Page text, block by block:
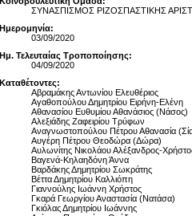
ΣΥΝΑΣΠΙΣΜΟΣ ΡΙΖΟΣΠΑΣΤΙΚΗΣ
Ημερομηνία:
03/09/2020
Ημ. Τελευταίας Τροποποίησης:
04/09/2020
Καταθέτοντες:
Αβραμάκης Αντωνίου Ελευθέριος
Αγαθοπούλου Δημητρίου Ειρήνη-Ελένη
Αθανασίου Ευθυμίου Αθανάσιος (Νάσος)
Αλεξιάδης Ζαφειρίου Τρύφων
Αναγνωστοπούλου Πέτρου Αθανασία
Αυγέρη Πέτρου Θεοδώρα (Δώρα)
Αυλωνίτης Νικολάου Αλέξανδρος-
Βαγενά-Κηλαηδόνη Άννα
Βαρδάκης Δημητρίου Σωκράτης
Βέττα Δημητρίου Καλλιόπη
Γιαννούλης Ιωάννη Χρήστος
Γκαρά Γεωργίου Αναστασία (Νατάσα)
Γκιόλας Δημητρίου Ιωάννης